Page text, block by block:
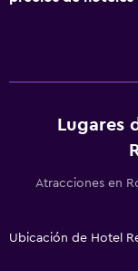
Lugares
Atracciones en
Ubicación de Hotel